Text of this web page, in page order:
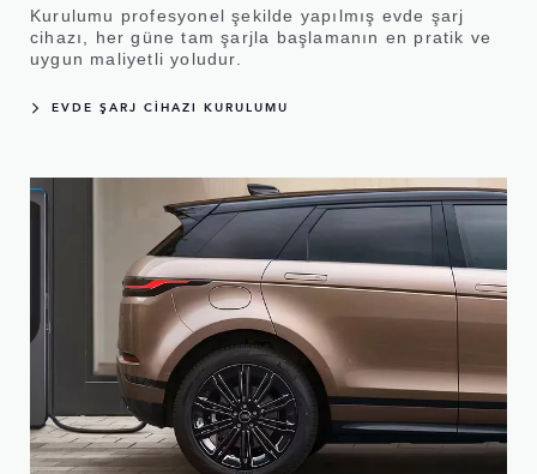
Kurulumu profesyonel şekilde yapılmış evde şarj
cihazı, her güne tam şarjla başlamanın en pratik ve
uygun maliyetli yoludur.
EVDE ŞARJ CİHAZI KURULUMU